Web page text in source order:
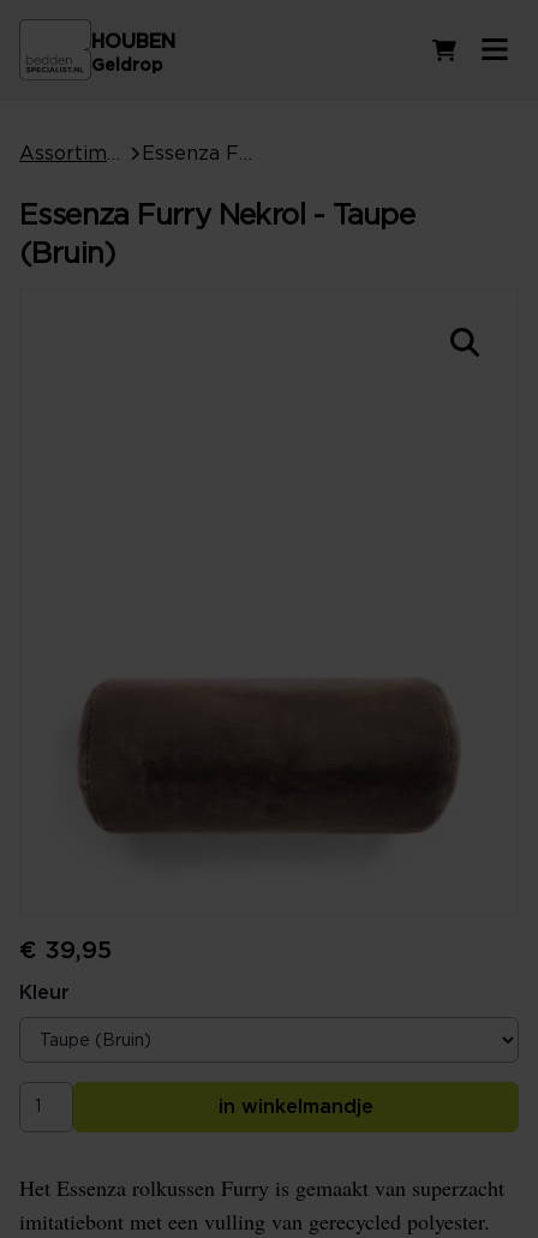
HOUBEN
Geldrop
Essenza Furry Nekrol - Taupe
(Bruin)
€ 39,95
Kleur
in winkelmandje
Het Essenza rolkussen Furry is gemaakt van superzacht
imitatiebont met een vulling van gerecycled polyester.